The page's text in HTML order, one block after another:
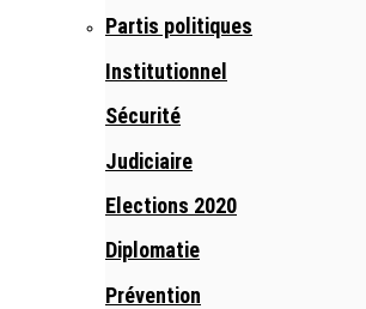
Partis politiques
Institutionnel
Sécurité
Judiciaire
Elections 2020
Diplomatie
Prévention